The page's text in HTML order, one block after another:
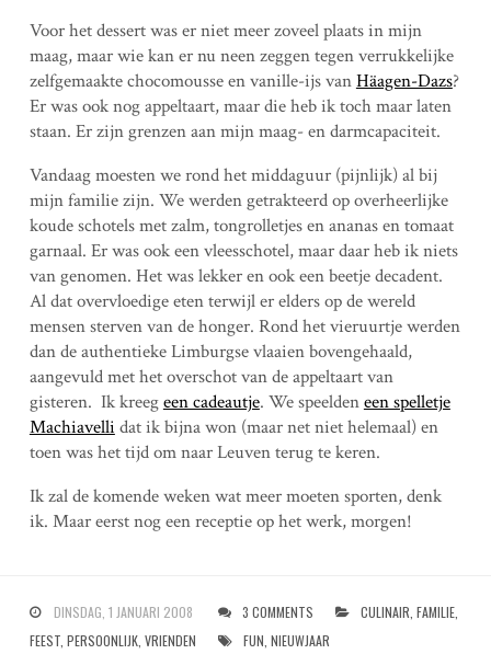
Voor het dessert was er niet meer zoveel plaats in mijn
maag, maar wie kan er nu neen zeggen tegen verrukkelijke
zelfgemaakte chocomousse en vanille-ijs vanHäagen-Dazs?
Er was ook nog appeltaart, maar die heb ik toch maar laten
staan. Er zijn grenzen aan mijn maag- en darmcapaciteit.
Vandaag moesten we rond het middaguur (pijnlijk) al bij
mijn familie zijn. We werden getrakteerd op overheerlijke
koude schotels met zalm, tongrolletjes en ananas en tomaat
garnaal. Er was ook een vleesschotel, maar daar heb ik niets
van genomen. Het was lekker en ook een beetje decadent.
Al dat overvloedige eten terwijl er elders op de wereld
mensen sterven van de honger. Rond het vieruurtje werden
dan de authentieke Limburgse vlaaien bovengehaald,
aangevuld met het overschot van de appeltaart van
gisteren. Ik kreegeen cadeautje. We speeldeneen spelletje
Machiavelli dat ik bijna won (maar net niet helemaal) en
toen was het tijd om naar Leuven terug te keren.
Ik zal de komende weken wat meer moeten sporten, denk
ik. Maar eerst nog een receptie op het werk, morgen!
DINSDAG, 1 JANUARI 2008 3 COMMENTS CULINAIR FAMILIE,
FEEST, PERSOONLIJK, VRIENDEN FUN NIEUWJAAR